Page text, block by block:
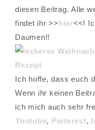
diesen Beitrag. Alle
findet ihr >>hier<<!
Daumen!!
Ich hoffe, dass euch
Wenn ihr keinen
ich mich auch sehr
Youtube, Pinterest,